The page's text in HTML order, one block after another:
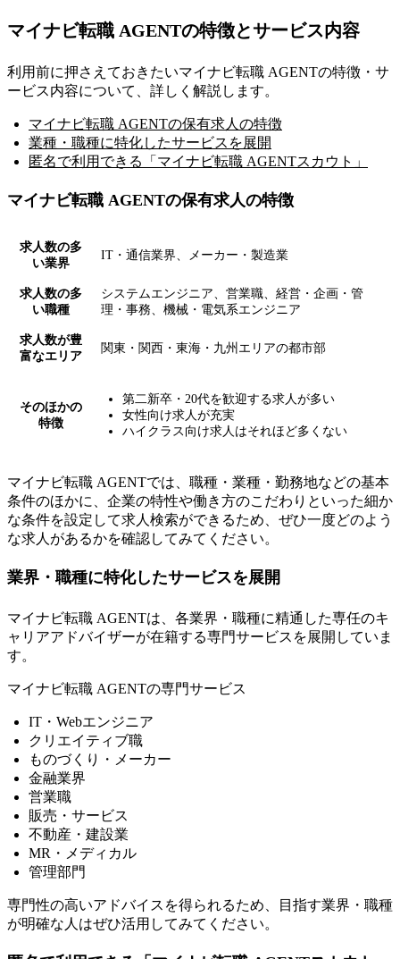
マイナビ転職 AGENTの特徴とサービス内容
利用前に押さえておきたいマイナビ転職 AGENTの特徴・サ
ービス内容について、詳しく解説します。
マイナビ転職 AGENTの保有求人の特徴
業種・職種に特化したサービスを展開
匿名で利用できる「マイナビ転職 AGENTスカウト」
マイナビ転職 AGENTの保有求人の特徴
求人数の多
い業界
IT・通信業界、メーカー・製造業
求人数の多
い職種
システムエンジニア、営業職、経営・企画・管
理・事務、機械・電気系エンジニア
求人数が豊
富なエリア
関東・関西・東海・九州エリアの都市部
そのほかの
特徴
第二新卒・20代を歓迎する求人が多い
女性向け求人が充実
ハイクラス向け求人はそれほど多くない
マイナビ転職 AGENTでは、職種・業種・勤務地などの基本
条件のほかに、 企業の特性や働き方のこだわりといった細か
な条件を設定して求人検索ができるため、ぜひ一度どのよう
な求人があるかを確認してみてください。
業界・職種に特化したサービスを展開
マイナビ転職 AGENTは、 各業界・職種に精通した専任のキ
ャリアアドバイザーが在籍する専門サービスを展開 していま
す。
マイナビ転職 AGENTの専門サービス
IT・Webエンジニア
クリエイティブ職
ものづくり・メーカー
金融業界
営業職
販売・サービス
不動産・建設業
MR・メディカル
管理部門
専門性の高いアドバイスを得られるため、目指す業界・職種
が明確な人はぜひ活用してみてください。